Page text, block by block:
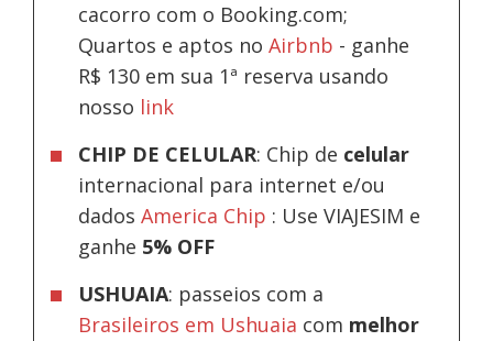
cacorro com o Booking.com;
Quartos e aptos noAirbnb - ganhe
R$ 130 em sua 1ª reserva usando
nosso link
CHIP DE CELULAR: Chip de celular
internacional para internet e/ou
dadosAmerica Chip : Use VIAJESIM e
ganhe 5% OFF
USHUAIA: passeios com a
Brasileiros em Ushuaia com melhor